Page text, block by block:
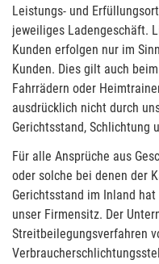
Leistungs- und
jeweiliges Ladengeschäft.
Kunden erfolgen nur im
Kunden. Dies gilt auch
Fahrrädern oder
ausdrücklich nicht durch
Gerichtsstand, Schlichtung
Für alle Ansprüche aus
oder solche bei denen der
Gerichtsstand im Inland
unser Firmensitz. Der
Streitbeilegungsverfahren